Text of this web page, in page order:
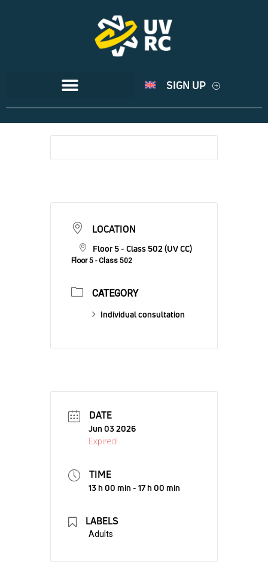
SIGN UP
LOCATION
Floor 5 - Class 502 (UV CC)
Floor 5 - Class 502
CATEGORY
Individual consultation
DATE
Jun 03 2026
Expired!
TIME
13 h 00 min - 17 h 00 min
LABELS
Adults